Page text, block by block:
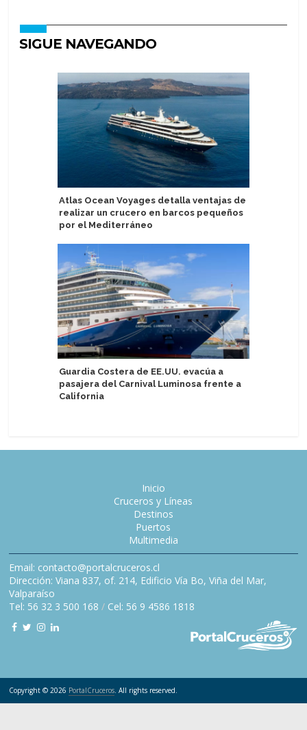
SIGUE NAVEGANDO
Atlas Ocean Voyages detalla ventajas de
realizar un crucero en barcos pequeños
por el Mediterráneo
Guardia Costera de EE.UU. evacúa a
pasajera del Carnival Luminosa frente a
California
Inicio
Cruceros y Líneas
Destinos
Puertos
Multimedia
Email: contacto@portalcruceros.cl
Dirección: Viana 837, of. 214, Edificio Vía Bo, Viña del Mar,
Valparaíso
Tel: 56 32 3 500 168 / Cel: 56 9 4586 1818
Copyright © 2026 PortalCruceros. All rights reserved.